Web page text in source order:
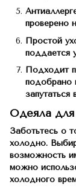
проверено
Простой
поддается
Подходит
подобрано
запутаться
Одеяла для
Заботьтесь о
холодно.
возможность
можно
холодного